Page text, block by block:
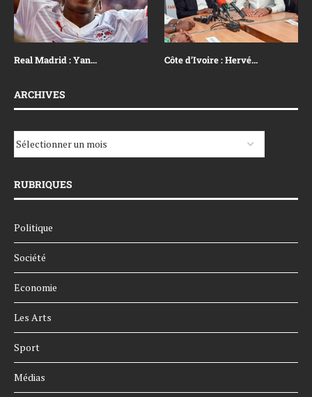
Real Madrid : Yan... Côte d’Ivoire : Hervé...
ARCHIVES
RUBRIQUES
Politique
Société
Economie
Les Arts
Sport
Médias